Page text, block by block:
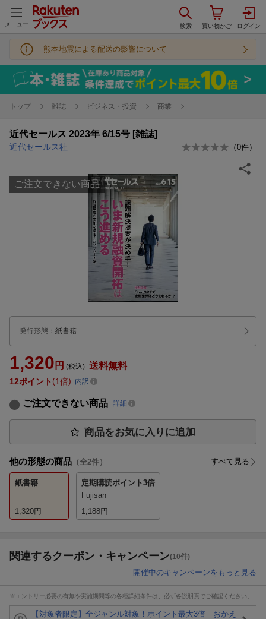
メニュー
熊本地震による配送の影響について
トップ 雑誌 ビジネス・投資 商業
近代セールス 2023年 6/15号 [雑誌]
近代セールス社 （0件）
ご注文できない商品
発行形態 ： 紙書籍
1,320 円 (税込) 送料無料
12ポイント 1倍 内訳
ご注文できない商品 詳細
商品をお気に入りに追加
他の形態の商品 （全2件） すべて見る
紙書籍
1,320円
定期購読ポイント3倍
Fujisan
1,188円
関連するクーポン・キャンペーン(10件)
開催中のキャンペーンをもっと見る
※エントリー必要の有無や実施期間等の各種詳細条件は、必ず各説明頁でご確認ください。
【対象者限定】全ジャンル対象！ポイント最大3倍 おかえ